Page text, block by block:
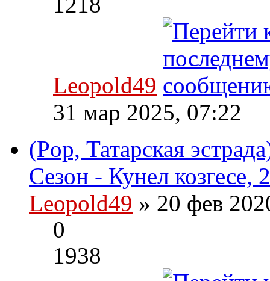
Leopold49
31 мар 2025, 07:22
(Pop, Татарская
Сезон - Кунел козгесе,
Leopold49 » 20 фев
0
1938